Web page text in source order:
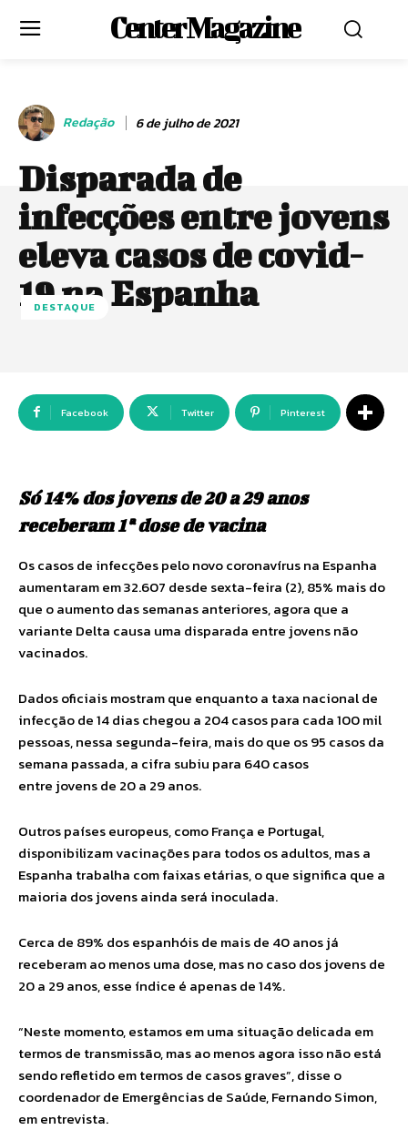
Center Magazine
Redação 6 de julho de 2021
Disparada de
infecções entre jovens
eleva casos de covid-
19 na Espanha
DESTAQUE
Facebook Twitter Pinterest
Só 14% dos jovens de 20 a 29 anos
receberam 1ª dose de vacina
Os casos de infecções pelo novo coronavírus na Espanha
aumentaram em 32.607 desde sexta-feira (2), 85% mais do
que o aumento das semanas anteriores, agora que a
variante Delta causa uma disparada entre jovens não
vacinados.
Dados oficiais mostram que enquanto a taxa nacional de
infecção de 14 dias chegou a 204 casos para cada 100 mil
pessoas, nessa segunda-feira, mais do que os 95 casos da
semana passada, a cifra subiu para 640 casos
entre jovens de 20 a 29 anos.
Outros países europeus, como França e Portugal,
disponibilizam vacinações para todos os adultos, mas a
Espanha trabalha com faixas etárias, o que significa que a
maioria dos jovens ainda será inoculada.
Cerca de 89% dos espanhóis de mais de 40 anos já
receberam ao menos uma dose, mas no caso dos jovens de
20 a 29 anos, esse índice é apenas de 14%.
“Neste momento, estamos em uma situação delicada em
termos de transmissão, mas ao menos agora isso não está
sendo refletido em termos de casos graves”, disse o
coordenador de Emergências de Saúde, Fernando Simon,
em entrevista.